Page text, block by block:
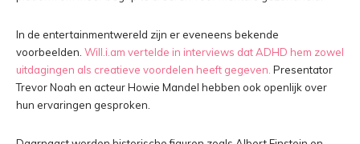
In de entertainmentwereld zijn er eveneens bekende
voorbeelden. Will.i.am vertelde in interviews dat ADHD hem zowel
uitdagingen als creatieve voordelen heeft gegeven. Presentator
Trevor Noah en acteur Howie Mandel hebben ook openlijk over
hun ervaringen gesproken.